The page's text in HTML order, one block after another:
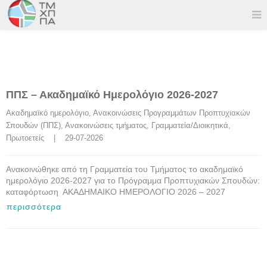
ΠΠΣ – Ακαδημαϊκό Ημερολόγιο 2026-2027
Ακαδημαϊκό ημερολόγιο, Ανακοινώσεις Προγραμμάτων Προπτυχιακών
Σπουδών (ΠΠΣ), Ανακοινώσεις τμήματος, Γραμματεία/Διοικητικά
Πρωτοετείς
    |    29-07-2026
Ανακοινώθηκε από τη Γραμματεία του Τμήματος το ακαδημαϊκό
ημερολόγιο 2026-2027 για το Πρόγραμμα Προπτυχιακών Σπουδών:
καταφόρτωση ΑΚΑΔΗΜΑΙΚΟ ΗΜΕΡΟΛΟΓΙΟ 2026 – 2027
περισσότερα